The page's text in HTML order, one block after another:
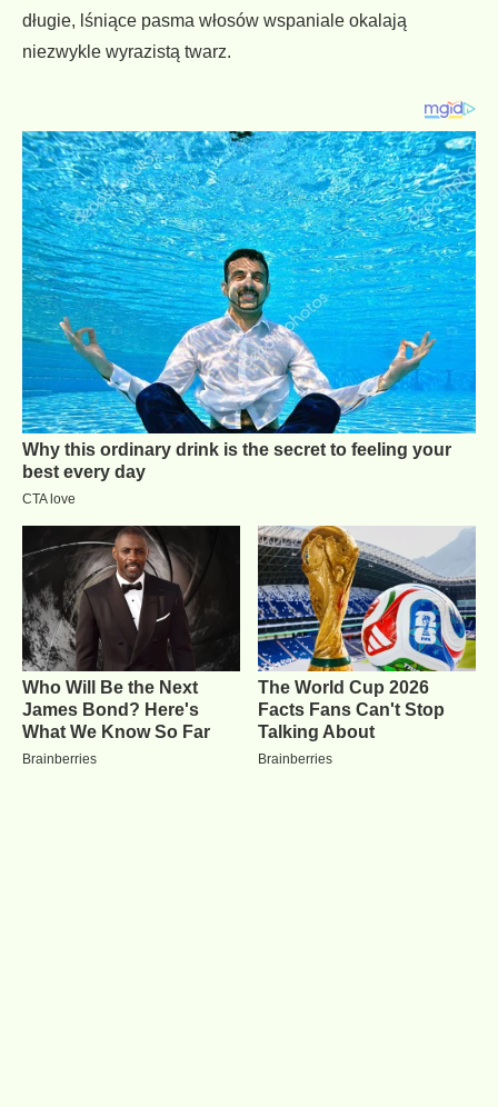
długie, lśniące pasma włosów wspaniale okalają
niezwykle wyrazistą twarz.